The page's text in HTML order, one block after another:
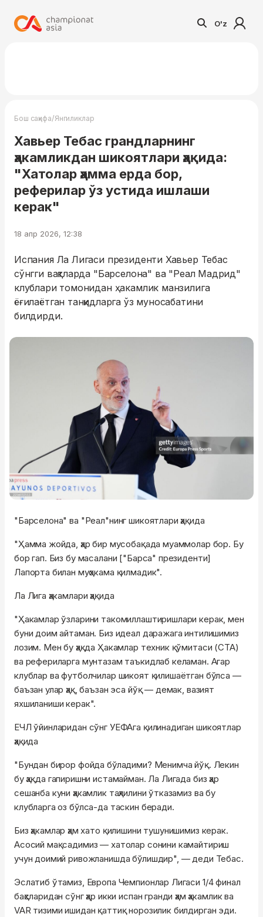
O'z
Бош саҳифа/Янгиликлар
Хавьер Тебас грандларнинг
ҳакамликдан шикоятлари ҳақида:
"Хатолар ҳамма ерда бор,
реферилар ўз устида ишлаши
керак"
18 апр 2026, 12:38
Испания Ла Лигаси президенти Хавьер Тебас
сўнгги вақтларда "Барселона" ва "Реал Мадрид"
клублари томонидан ҳакамлик манзилига
ёғилаётган танқидларга ўз муносабатини
билдирди.
"Барселона" ва "Реал"нинг шикоятлари ҳақида
"Ҳамма жойда, ҳар бир мусобақада муаммолар бор. Бу
бор гап. Биз бу масалани ["Барса" президенти]
Лапорта билан муҳокама қилмадик".
Ла Лига ҳакамлари ҳақида
"Ҳакамлар ўзларини такомиллаштиришлари керак, мен
буни доим айтаман. Биз идеал даражага интилишимиз
лозим. Мен бу ҳақда Ҳакамлар техник қўмитаси (CTA)
ва рефериларга мунтазам таъкидлаб келаман. Агар
клублар ва футболчилар шикоят қилишаётган бўлса —
баъзан улар ҳақ, баъзан эса йўқ — демак, вазият
яхшиланиши керак".
ЕЧЛ ўйинларидан сўнг УЕФАга қилинадиган шикоятлар
ҳақида
"Бундан бирор фойда бўладими? Менимча йўқ. Лекин
бу ҳақда гапиришни истамайман. Ла Лигада биз ҳар
сешанба куни ҳакамлик таҳлилини ўтказамиз ва бу
клубларга оз бўлса-да таскин беради.
Биз ҳакамлар ҳам хато қилишини тушунишимиз керак.
Асосий мақсадимиз — хатолар сонини камайтириш
учун доимий ривожланишда бўлишдир", — деди Тебас.
Эслатиб ўтамиз, Европа Чемпионлар Лигаси 1/4 финал
баҳсларидан сўнг ҳар икки испан гранди ҳам ҳакамлик ва
VAR тизими ишидан қаттиқ норозилик билдирган эди.